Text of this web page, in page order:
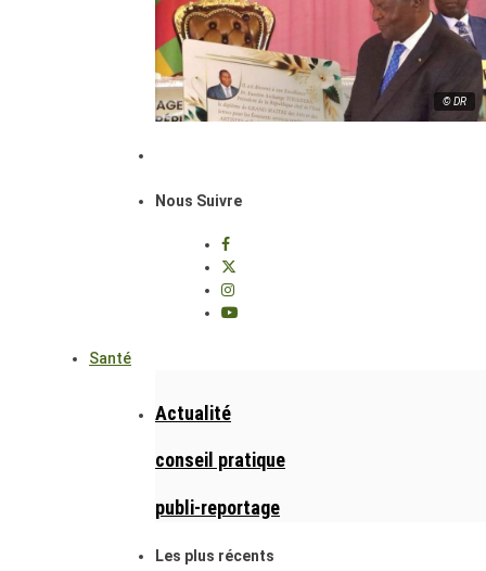
© DR
Nous Suivre
Santé
Actualité
conseil pratique
publi-reportage
Les plus récents